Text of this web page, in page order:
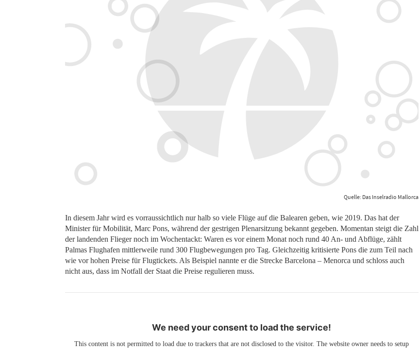
Quelle: Das Inselradio Mallorca
In diesem Jahr wird es vorraussichtlich nur halb so viele Flüge auf die Balearen geben, wie 2019. Das hat der
Minister für Mobilität, Marc Pons, während der gestrigen Plenarsitzung bekannt gegeben. Momentan steigt die Zahl
der landenden Flieger noch im Wochentackt: Waren es vor einem Monat noch rund 40 An- und Abflüge, zählt
Palmas Flughafen mittlerweile rund 300 Flugbewegungen pro Tag. Gleichzeitig kritisierte Pons die zum Teil nach
wie vor hohen Preise für Flugtickets. Als Beispiel nannte er die Strecke Barcelona – Menorca und schloss auch
nicht aus, dass im Notfall der Staat die Preise regulieren muss.
We need your consent to load the service!
This content is not permitted to load due to trackers that are not disclosed to the visitor. The website owner needs to setup